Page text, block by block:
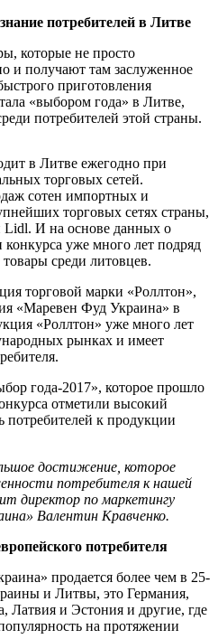
потребителей в Литве
которые не просто
и получают там заслуженное
приготовления
«выбором года» в Литве,
потребителей этой страны.
в Литве ежегодно при
торговых сетей.
сотен импортных и
торговых сетях страны,
Lidl. И на основе данных о
уже много лет подряд
среди литовцев.
торговой марки «Роллтон»,
«Маревен Фуд Украина» в
«Роллтон» уже много лет
рынках и имеет
года-2017», которое прошло
отметили высокий
потребителей к продукции
достижение, которое
потребителя к нашей
директор по маркетингу
Валентин Кравченко.
потребителя
продается более чем в 25-
и Литвы, это Германия,
Латвия и Эстония и другие, где
на протяжении